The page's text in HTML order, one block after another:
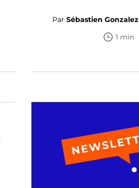
Par Sébastien Gonzalez
1 min